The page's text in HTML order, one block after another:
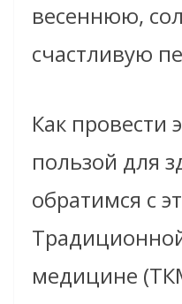
весеннюю,
счастливую
Как провести
пользой для
обратимся с
медицине